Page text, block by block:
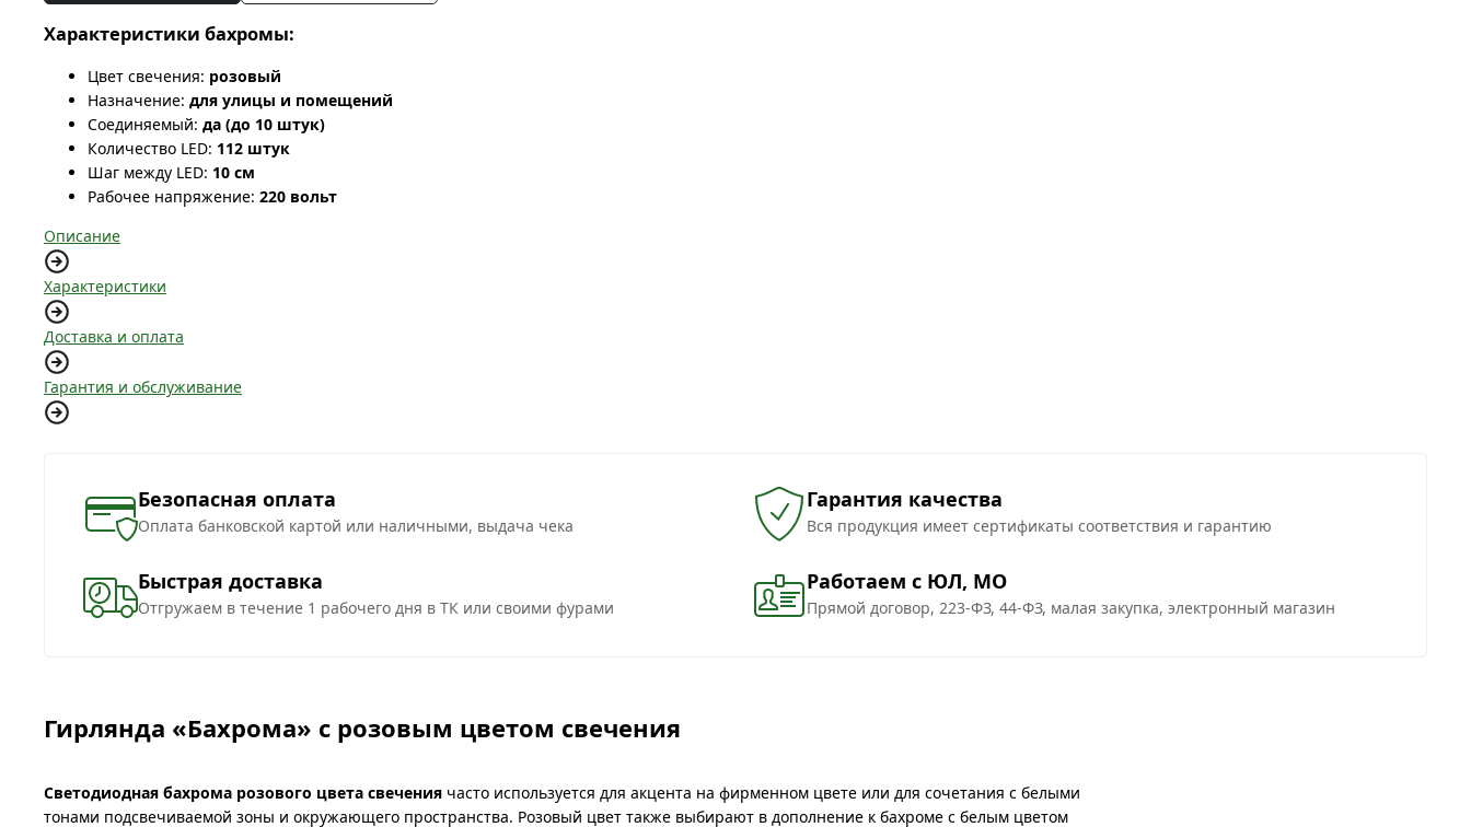
Характеристики бахромы:
Цвет свечения: розовый
Назначение: для улицы и помещений
Соединяемый: да (до 10 штук)
Количество LED: 112 штук
Шаг между LED: 10 см
Рабочее напряжение: 220 вольт
Описание
Характеристики
Доставка и оплата
Гарантия и обслуживание
Безопасная оплата
Оплата банковской картой или наличными, выдача чека
Гарантия качества
Вся продукция имеет сертификаты соответствия и гарантию
Быстрая доставка
Отгружаем в течение 1 рабочего дня в ТК или своими фурами
Работаем с ЮЛ, МО
Прямой договор, 223-ФЗ, 44-ФЗ, малая закупка, электронный магазин
Гирлянда «Бахрома» с розовым цветом свечения
Светодиодная бахрома розового цвета свечения часто используется для акцента на фирменном цвете или для сочетания с белыми
тонами подсвечиваемой зоны и окружающего пространства. Розовый цвет также выбирают в дополнение к бахроме с белым цветом